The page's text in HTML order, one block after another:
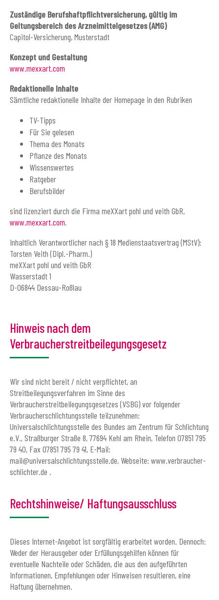
Zuständige Berufshaftpflichtversicherung, gültig im
Geltungsbereich des Arzneimittelgesetzes (AMG)
Capitol-Versicherung, Musterstadt
Konzept und Gestaltung
www.mexxart.com
Redaktionelle Inhalte
Sämtliche redaktionelle Inhalte der Homepage in den Rubriken
TV-Tipps
Für Sie gelesen
Thema des Monats
Pflanze des Monats
Wissenswertes
Ratgeber
Berufsbilder
sind lizenziert durch die Firma meXXart pohl und veith GbR,
www.mexxart.com.
Inhaltlich Verantwortlicher nach § 18 Medienstaatsvertrag (MStV):
Torsten Veith (Dipl.-Pharm.)
meXXart pohl und veith GbR
Wasserstadt 1
D-06844 Dessau-Roßlau
Hinweis nach dem
Verbraucherstreitbeilegungsgesetz
Wir sind nicht bereit / nicht verpflichtet, an
Streitbeilegungsverfahren im Sinne des
Verbraucherstreitbeilegungsgesetzes (VSBG) vor folgender
Verbraucherschlichtungsstelle teilzunehmen:
Universalschlichtungsstelle des Bundes am Zentrum für Schlichtung
e.V., Straßburger Straße 8, 77694 Kehl am Rhein, Telefon 07851 795
79 40, Fax 07851 795 79 41, E-Mail:
mail@universalschlichtungsstelle.de, Webseite: www.verbraucher-
schlichter.de .
Rechtshinweise/ Haftungsausschluss
Dieses Internet-Angebot ist sorgfältig erarbeitet worden. Dennoch:
Weder der Herausgeber oder Erfüllungsgehilfen können für
eventuelle Nachteile oder Schäden, die aus den aufgeführten
Informationen, Empfehlungen oder Hinweisen resultieren, eine
Haftung übernehmen.